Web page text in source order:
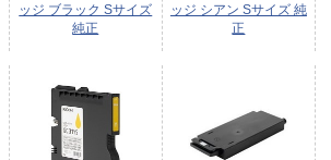
ッジ ブラック Sサイズ
純正
ッジ シアン Sサイズ 純
正